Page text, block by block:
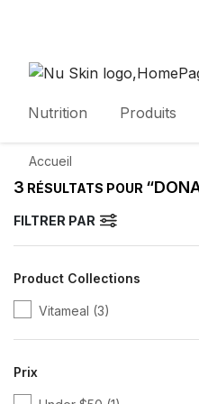
Nutrition Produits
Accueil
3 RÉSULTATS POUR
FILTRER PAR
Product Collections
Vitameal (3)
Prix